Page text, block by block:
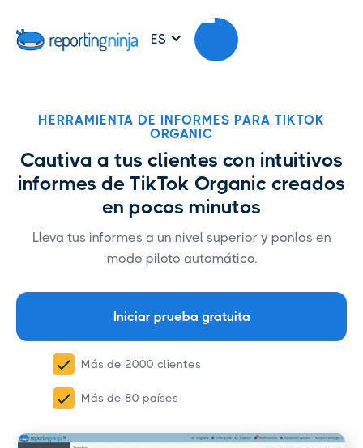
ES
HERRAMIENTA DE INFORMES PARA TIKTOK
ORGANIC
Cautiva a tus clientes con intuitivos
informes de TikTok Organic creados
en pocos minutos
Lleva tus informes a un nivel superior y ponlos en
modo piloto automático.
Iniciar prueba gratuita
Más de 2000 clientes
Más de 80 países